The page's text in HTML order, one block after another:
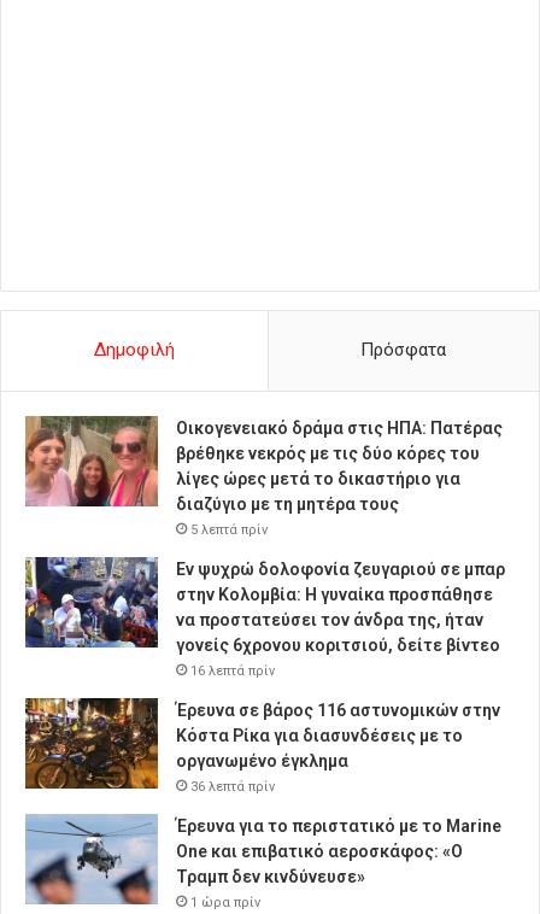
Δημοφιλή Πρόσφατα
Οικογενειακό δράμα στις ΗΠΑ: Πατέρας
βρέθηκε νεκρός με τις δύο κόρες του
λίγες ώρες μετά το δικαστήριο για
διαζύγιο με τη μητέρα τους
5 λεπτά πρίν
Εν ψυχρώ δολοφονία ζευγαριού σε μπαρ
στην Κολομβία: Η γυναίκα προσπάθησε
να προστατεύσει τον άνδρα της, ήταν
γονείς 6χρονου κοριτσιού, δείτε βίντεο
16 λεπτά πρίν
Έρευνα σε βάρος 116 αστυνομικών στην
Κόστα Ρίκα για διασυνδέσεις με το
οργανωμένο έγκλημα
36 λεπτά πρίν
Έρευνα για το περιστατικό με το Marine
One και επιβατικό αεροσκάφος: «Ο
Τραμπ δεν κινδύνευσε»
1 ώρα πρίν